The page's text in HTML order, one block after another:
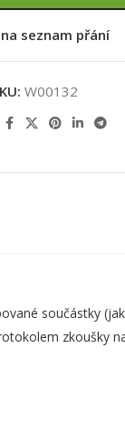
seznam přání
W00132
součástky
zkoušky